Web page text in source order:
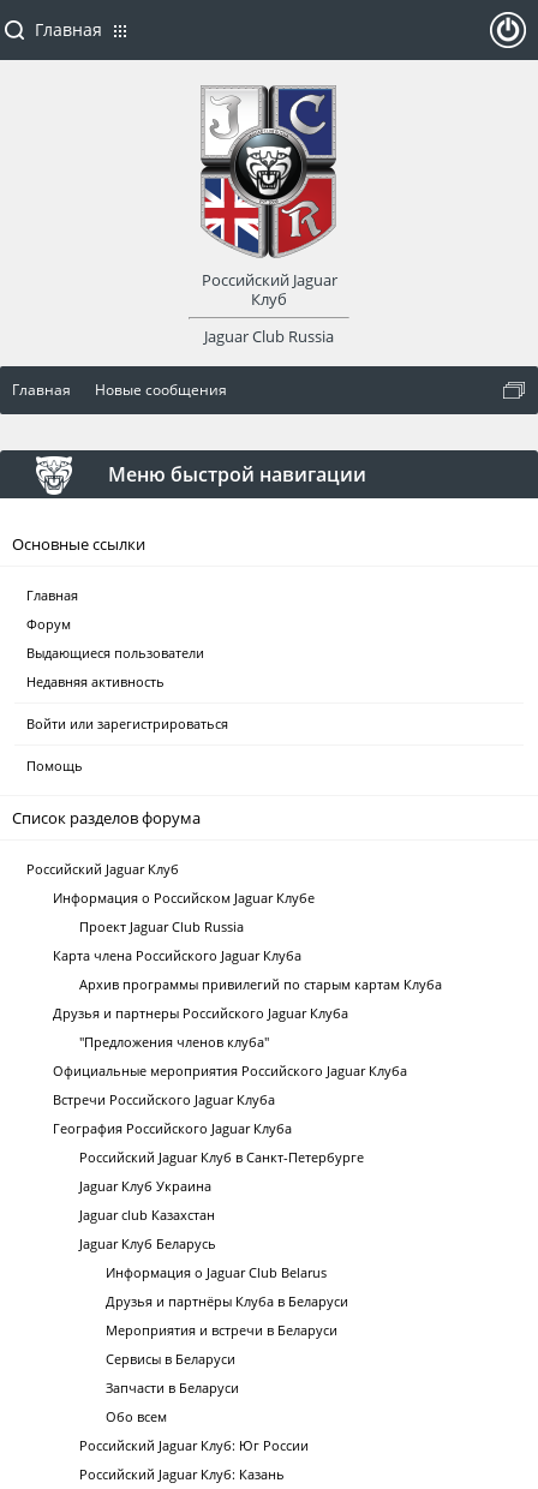
Главная Новые сообщения
Меню быстрой навигации
Основные ссылки
Главная
Форум
Выдающиеся пользователи
Недавняя активность
Войти или зарегистрироваться
Помощь
Список разделов форума
Российский Jaguar Клуб
Информация о Российском Jaguar Клубе
Проект Jaguar Club Russia
Карта члена Российского Jaguar Клуба
Архив программы привилегий по старым картам Клуба
Друзья и партнеры Российского Jaguar Клуба
"Предложения членов клуба"
Официальные мероприятия Российского Jaguar Клуба
Встречи Российского Jaguar Клуба
География Российского Jaguar Клуба
Российский Jaguar Клуб в Санкт-Петербурге
Jaguar Клуб Украина
Jaguar club Казахстан
Jaguar Клуб Беларусь
Информация о Jaguar Club Belarus
Друзья и партнёры Клуба в Беларуси
Мероприятия и встречи в Беларуси
Сервисы в Беларуси
Запчасти в Беларуси
Обо всем
Российский Jaguar Клуб: Юг России
Российский Jaguar Клуб: Казань
Главная
Российский Jaguar
Клуб
Jaguar Club Russia
оват